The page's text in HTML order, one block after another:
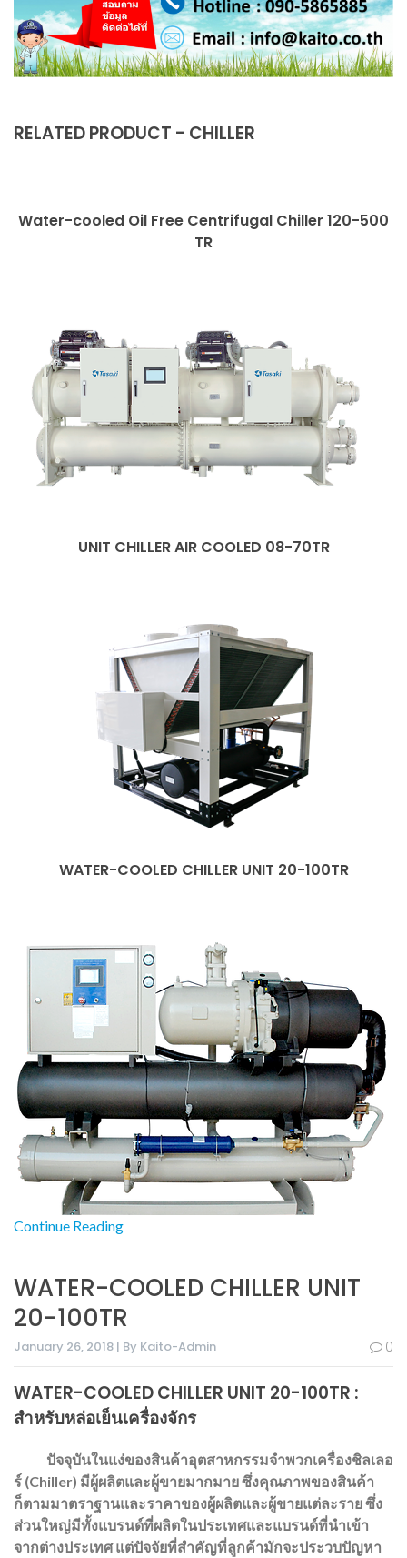
RELATED PRODUCT - CHILLER
Water-cooled Oil Free Centrifugal Chiller 120-500
TR
UNIT CHILLER AIR COOLED 08-70TR
WATER-COOLED CHILLER UNIT 20-100TR
Continue Reading
WATER-COOLED CHILLER UNIT
20-100TR
January 26, 2018 | By Kaito-Admin 0
WATER-COOLED CHILLER UNIT 20-100TR :
สำหรับหล่อเย็นเครื่องจักร
ปัจจุบันในแง่ของสินค้าอุตสาหกรรมจำพวกเครื่องชิลเลอ
ร์ (Chiller) มีผู้ผลิตและผู้ขายมากมาย ซึ่งคุณภาพของสินค้า
ก็ตามมาตราฐานและราคาของผู้ผลิตและผู้ขายแต่ละราย ซึ่ง
ส่วนใหญ่มีทั้งแบรนด์ที่ผลิตในประเทศและแบรนด์ที่นำเข้า
จากต่างประเทศ แต่ปัจจัยที่สำคัญที่ลูกค้ามักจะประวบปัญหา